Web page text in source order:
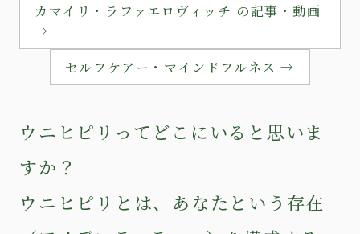
カマイリ・ラファエロヴィッチ の記事・動画
→
セルフケアー・マインドフルネス →
ウニヒピリってどこにいると思いま
すか？
ウニヒピリとは、あなたという存在